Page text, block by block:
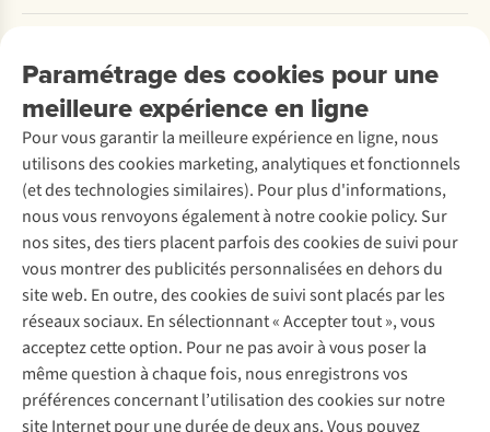
Paramétrage des cookies pour une
meilleure expérience en ligne
Pour vous garantir la meilleure expérience en ligne, nous
utilisons des cookies marketing, analytiques et fonctionnels
(et des technologies similaires). Pour plus d'informations,
nous vous renvoyons également à notre cookie policy. Sur
nos sites, des tiers placent parfois des cookies de suivi pour
vous montrer des publicités personnalisées en dehors du
site web. En outre, des cookies de suivi sont placés par les
réseaux sociaux. En sélectionnant « Accepter tout », vous
acceptez cette option. Pour ne pas avoir à vous poser la
même question à chaque fois, nous enregistrons vos
préférences concernant l’utilisation des cookies sur notre
site Internet pour une durée de deux ans. Vous pouvez
Payer
Retourner
Rétractation d'une commande
Entretien & réparations
Garantie
Contactez-nous
Entreprise responsable
À propos d’Ayacucho
Nos magasins
À propos d’A.S.Adventure
Déclaration d'accessibilité
Location / Location sports d’hiver
Seconde-main
Entretien de ski
Service de lavage
Entretien de chaussures
Réparation de chaussures
Réparation de vêtements
Retouches
Pour les entreprises
Découvrez
A.S.Magazine
Explore Camp
Expertise & conseils
Abonnez-vous à la newsletter
Suivez-nous